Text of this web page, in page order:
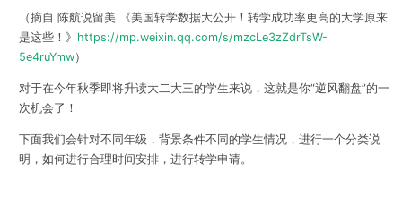
（摘自 陈航说留美 《美国转学数据大公开！转学成功率更高的大学原来
是这些！》 https://mp.weixin.qq.com/s/mzcLe3zZdrTsW-
5e4ruYmw）
对于在今年秋季即将升读大二大三的学生来说，这就是你“逆风翻盘”的一
次机会了！
下面我们会针对不同年级，背景条件不同的学生情况，进行一个分类说
明，如何进行合理时间安排，进行转学申请。